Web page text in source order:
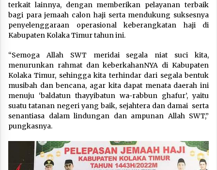
terkait lainnya, dengan memberikan pelayanan terbaik
bagi para jemaah calon haji serta mendukung suksesnya
penyelenggaraan operasional keberangkatan haji di
Kabupaten Kolaka Timur tahun ini.
“Semoga Allah SWT meridai segala niat suci kita,
menurunkan rahmat dan keberkahanNYA di Kabupaten
Kolaka Timur, sehingga kita terhindar dari segala bentuk
musibah dan bencana, agar kita dapat menata daerah ini
menuju ‘baldatun thayyibatun wa-rabbun ghafur’, yaitu
suatu tatanan negeri yang baik, sejahtera dan damai serta
senantiasa dalam lindungan dan ampunan Allah SWT,”
pungkasnya.